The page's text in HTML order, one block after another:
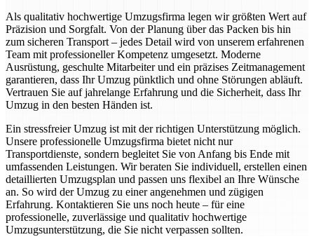
Als qualitativ hochwertige Umzugsfirma legen wir größten Wert auf
Präzision und Sorgfalt. Von der Planung über das Packen bis hin
zum sicheren Transport – jedes Detail wird von unserem erfahrenen
Team mit professioneller Kompetenz umgesetzt. Moderne
Ausrüstung, geschulte Mitarbeiter und ein präzises Zeitmanagement
garantieren, dass Ihr Umzug pünktlich und ohne Störungen abläuft.
Vertrauen Sie auf jahrelange Erfahrung und die Sicherheit, dass Ihr
Umzug in den besten Händen ist.
Ein stressfreier Umzug ist mit der richtigen Unterstützung möglich.
Unsere professionelle Umzugsfirma bietet nicht nur
Transportdienste, sondern begleitet Sie von Anfang bis Ende mit
umfassenden Leistungen. Wir beraten Sie individuell, erstellen einen
detaillierten Umzugsplan und passen uns flexibel an Ihre Wünsche
an. So wird der Umzug zu einer angenehmen und zügigen
Erfahrung. Kontaktieren Sie uns noch heute – für eine
professionelle, zuverlässige und qualitativ hochwertige
Umzugsunterstützung, die Sie nicht verpassen sollten.